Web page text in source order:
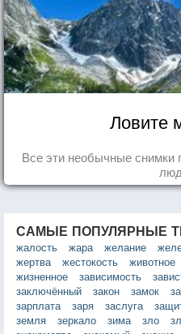
Ловите
Все эти необычные
САМЫЕ ПОПУЛЯРНЫЕ
жалость
жара желание
жертва
жестокость животное
жизненное
зависимость
заключённый
закон замок
зарплата
заря заслуга
земля
зеркало зима зло